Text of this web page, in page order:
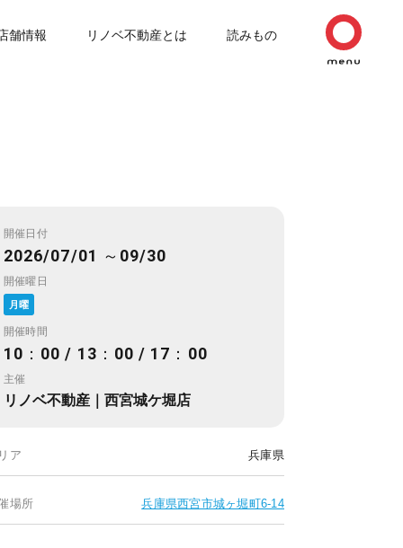
舗情報 リノベ不動産とは 読みもの
開催日付
2026/07/01 ～09/30
開催曜日
月曜
開催時間
10：00 / 13：00 / 17：00
主催
リノベ不動産｜西宮城ケ堀店
ア 兵庫県
場所 兵庫県西宮市城ヶ堀町6-14